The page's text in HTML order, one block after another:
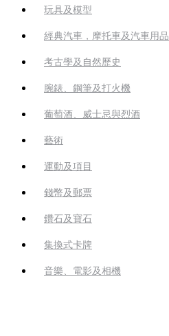
玩具及模型
經典汽車，摩托車及汽車用品
考古學及自然歷史
腕錶、鋼筆及打火機
葡萄酒、威士忌與烈酒
藝術
運動及項目
錢幣及郵票
鑽石及寶石
集換式卡牌
音樂、電影及相機